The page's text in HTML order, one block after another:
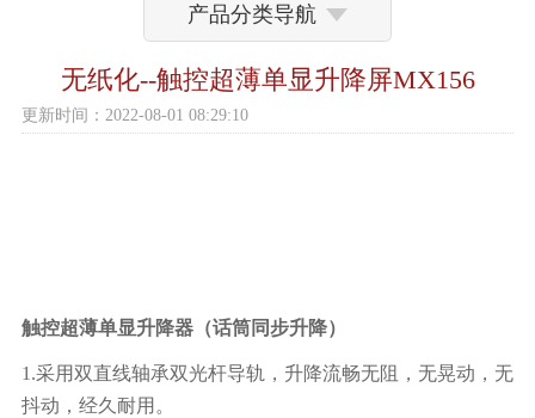
产品分类导航
无纸化--触控超薄单显升降屏MX156
更新时间：2022-08-01 08:29:10
触控超薄单显升降器（话筒同步升降）
1.采用双直线轴承双光杆导轨，升降流畅无阻，无晃动，无
抖动，经久耐用。